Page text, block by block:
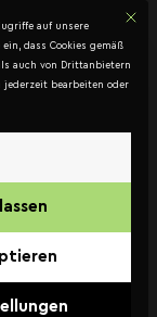
Mit
auf unsere
dass Cookies gemäß
auch von Drittanbietern
jederzeit bearbeiten oder